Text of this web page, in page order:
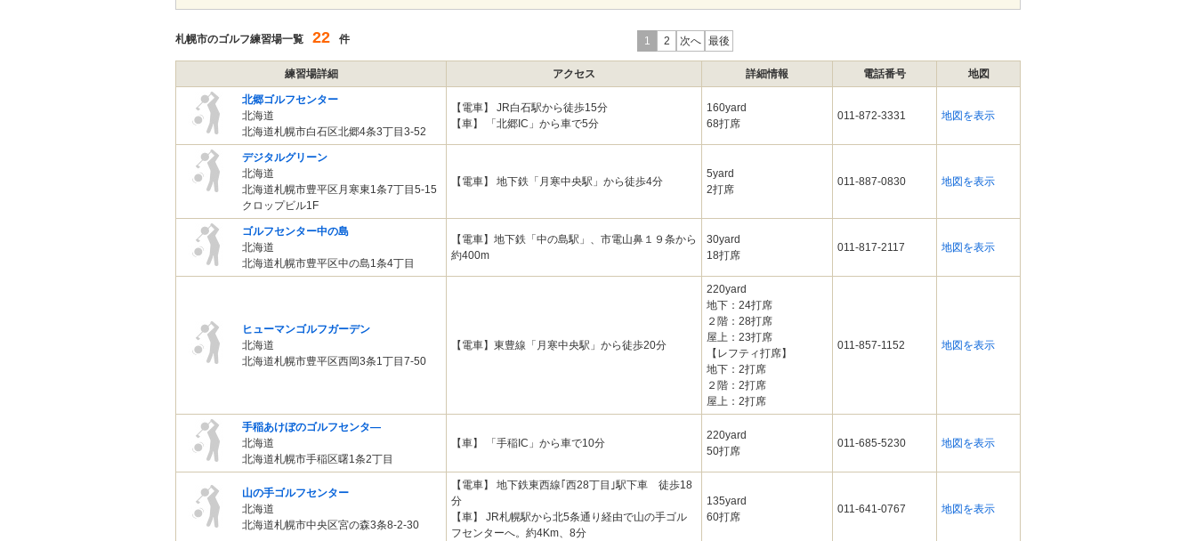
札幌市のゴルフ練習場一覧 22 件 1 2 次へ 最後
練習場詳細 アクセス 詳細情報 電話番号 地図
北郷ゴルフセンター
北海道
北海道札幌市白石区北郷4条3丁目3-52
【電車】 JR白石駅から徒歩15分
【車】 「北郷IC」から車で5分
160yard
68打席
011-872-3331 地図を表示
デジタルグリーン
北海道
北海道札幌市豊平区月寒東1条7丁目5-15
クロップビル1F
【電車】 地下鉄「月寒中央駅」から徒歩4分
5yard
2打席
011-887-0830 地図を表示
ゴルフセンター中の島
北海道
北海道札幌市豊平区中の島1条4丁目
【電車】地下鉄「中の島駅」、市電山鼻１９条から
約400m
30yard
18打席
011-817-2117 地図を表示
ヒューマンゴルフガーデン
北海道
北海道札幌市豊平区西岡3条1丁目7-50
【電車】東豊線「月寒中央駅」から徒歩20分
220yard
地下：24打席
２階：28打席
屋上：23打席
【レフティ打席】
地下：2打席
２階：2打席
屋上：2打席
011-857-1152 地図を表示
手稲あけぼのゴルフセンタ―
北海道
北海道札幌市手稲区曙1条2丁目
【車】 「手稲IC」から車で10分
220yard
50打席
011-685-5230 地図を表示
山の手ゴルフセンター
北海道
北海道札幌市中央区宮の森3条8-2-30
【電車】 地下鉄東西線｢西28丁目｣駅下車 徒歩18
分
【車】 JR札幌駅から北5条通り経由で山の手ゴル
フセンターへ。約4Km、8分
135yard
60打席
011-641-0767 地図を表示